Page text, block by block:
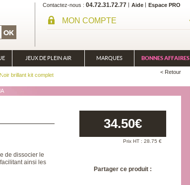
Contactez-nous 04.72.31.72.77 Aide Espace PRO
MON COMPTE
JEUX DE PLEIN AIR MARQUES BONNES AFFAIRES
brillant kit complet < Retour
de dissocier le
ainsi les
34.50€
Prix HT : 28.75 €
Partager ce produit :